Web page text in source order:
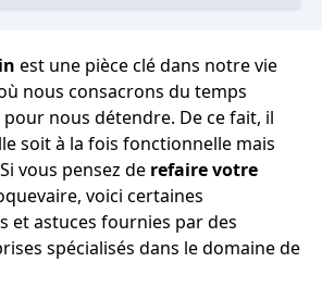
est une pièce clé dans notre vie
nous consacrons du temps
nous détendre. De ce fait, il
soit à la fois fonctionnelle mais
vous pensez de refaire votre
voici certaines
et astuces fournies par des
spécialisés dans le domaine de